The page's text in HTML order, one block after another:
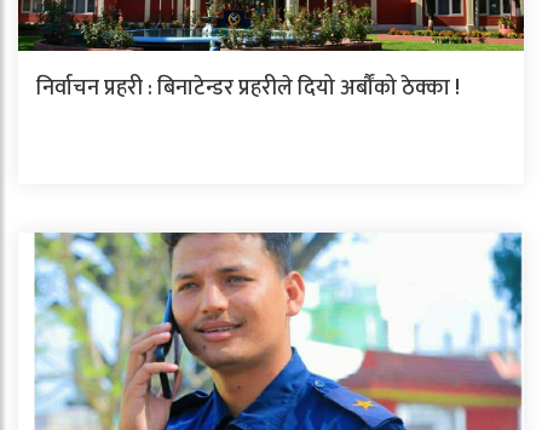
निर्वाचन प्रहरी : बिनाटेन्डर प्रहरीले दियो अर्बौंको ठेक्का !